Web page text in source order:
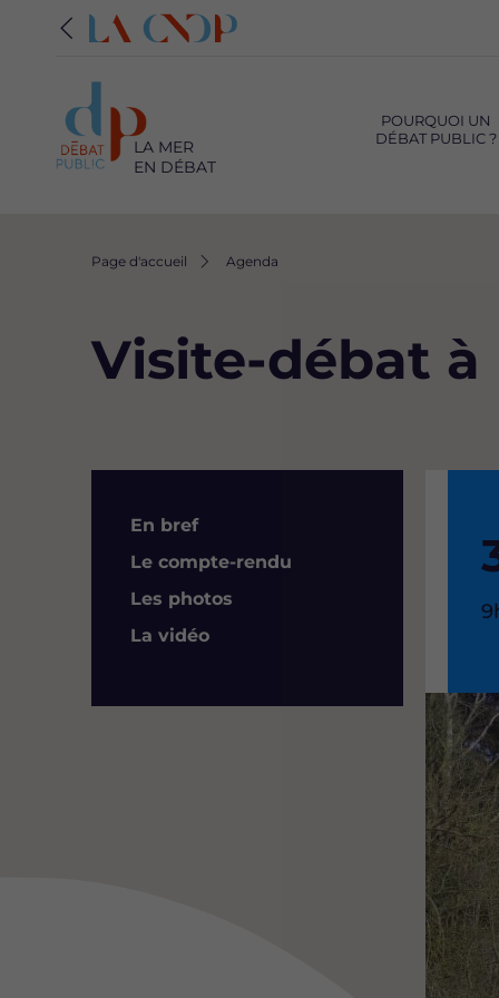
LA MER
EN DÉBAT
principale
POURQUOI UN
DÉBAT PUBLIC ?
Fil
Page d'accueil Agenda
Visite-débat à
Résumé
En bref
Le compte-rendu
Les photos
La vidéo
Image